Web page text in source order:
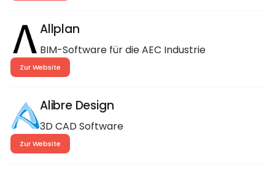
Allplan
BIM-Software für die AEC Industrie
Zur Website
Alibre Design
3D CAD Software
Zur Website